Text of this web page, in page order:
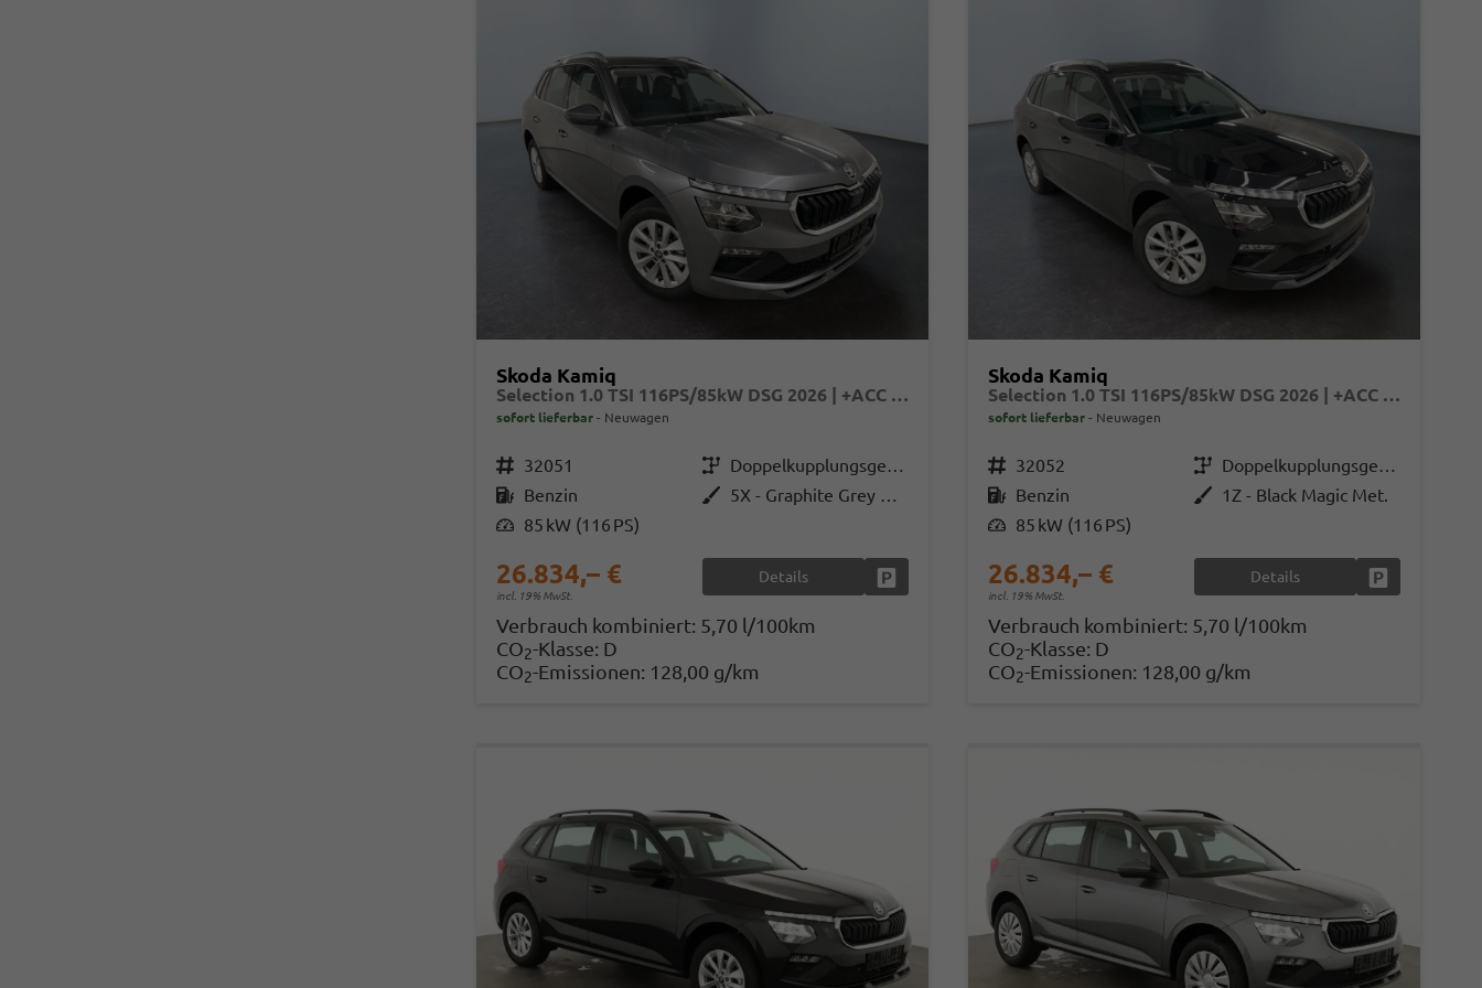
Skoda Kamiq
Selection 1.0 TSI 116PS/85kW DSG 2026 | +ACC +LaneAssist +KESSY +RFK +PDCv+h +Sitzhzg +beheizb.Lenkrad +2Z-Klima +LED +CarPlay +VirtualCockpit +DriveMode +Privacy +16"LM
sofort lieferbar Neuwagen
Fahrzeugnr. 32051 Getriebe
Doppelkupplungsgetriebe (DSG)
Kraftstoff Benzin Außenfarbe
5X - Graphite Grey Met.
Leistung 85 kW (116 PS)
26.834,– €
incl. 19% MwSt.
Details Fahrzeug parken
Verbrauch kombiniert: 5,70 l/100km
CO2-Klasse: D
CO2-Emissionen: 128,00 g/km
Skoda Kamiq
Selection 1.0 TSI 116PS/85kW DSG 2026 | +ACC +LaneAssist +KESSY +RFK +PDCv+h +Sitzhzg +beheizb.Lenkrad +2Z-Klima +LED +CarPlay +VirtualCockpit +DriveMode +Privacy +16"LM
sofort lieferbar Neuwagen
Fahrzeugnr. 32052 Getriebe
Doppelkupplungsgetriebe (DSG)
Kraftstoff Benzin Außenfarbe1Z - Black Magic Met.
Leistung 85 kW (116 PS)
26.834,– €
incl. 19% MwSt.
Details
Verbrauch kombiniert: 5,70 l/100km
CO2-Klasse: D
CO2-Emissionen: 128,00 g/km